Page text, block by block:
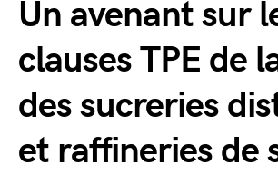
Un avenant sur
clauses TPE de
des sucreries
et raffineries de